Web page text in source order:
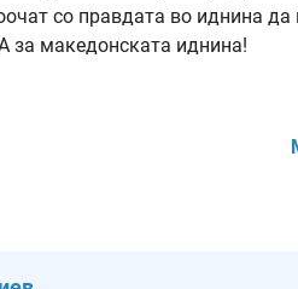
со правдата во иднина
македонската иднина!